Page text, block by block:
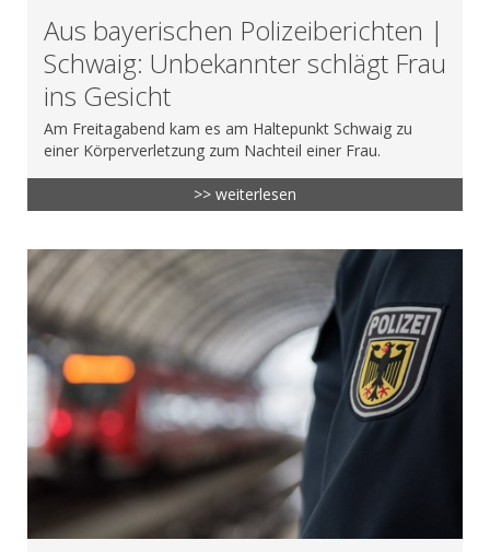
Aus bayerischen Polizeiberichten |
Schwaig: Unbekannter schlägt Frau
ins Gesicht
Am Freitagabend kam es am Haltepunkt Schwaig zu
einer Körperverletzung zum Nachteil einer Frau.
>> weiterlesen